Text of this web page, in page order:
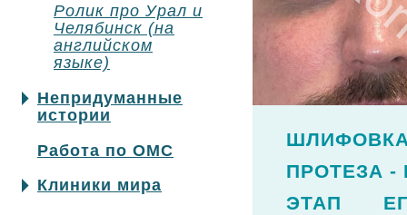
Ролик про Урал и
Челябинск (на
английском
языке)
Непридуманные
истории
Работа по ОМС
Клиники мира
ПРОТЕЗА
ЭТАП